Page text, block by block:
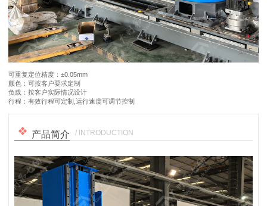
1/5
可重复定位精度：±0.05mm
颜色：可按客户要求定制
负载：按客户实际情况设计
行程：有效行程可定制,运行速度可调节控制
产品简介 / INTRODUCTION